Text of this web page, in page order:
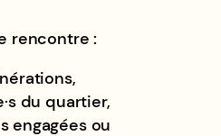
rencontre :
du quartier,
engagées ou